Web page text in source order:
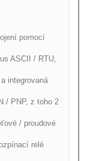
pomocí
ASCII / RTU,
integrovaná
/ PNP, z toho 2
/ proudové
relé